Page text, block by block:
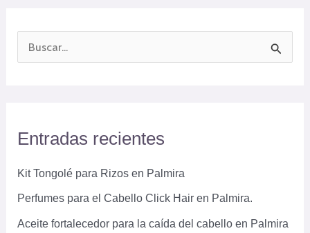
a
o
r
Entradas recientes
Kit Tongolé para Rizos en Palmira
Perfumes para el Cabello Click Hair en Palmira.
Aceite fortalecedor para la caída del cabello en Palmira